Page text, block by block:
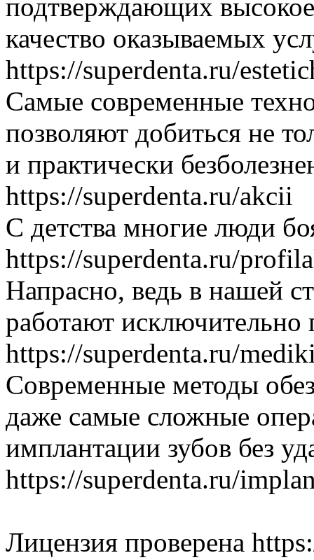
подтверждающих
качество оказываемых
https://superdenta.ru/
Самые современные
позволяют добиться не
и практически
https://superdenta.ru/akcii
С детства многие люди
https://superdenta.ru/
Напрасно, ведь в нашей
работают
https://superdenta.ru/
Современные методы
даже самые сложные
имплантации зубов без
https://superdenta.ru/
Лицензия проверена